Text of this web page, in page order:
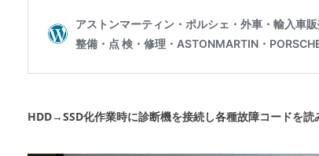
HDD→SSD化作業時に診断機を接続し各種故障コードを読